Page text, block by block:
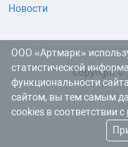
Новости
Copyright ©
ООО «Артмарк»
статистической
функциональности
сайтом, вы тем самым
cookies в соответствии с